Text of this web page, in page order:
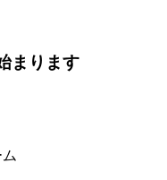
まります